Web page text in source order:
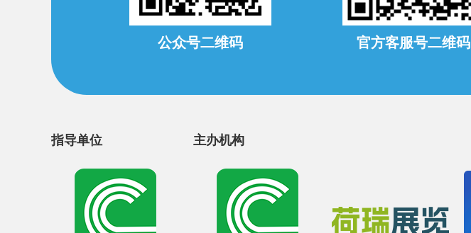
公众号二维码 官方客服号二维码
指导单位 主办机构